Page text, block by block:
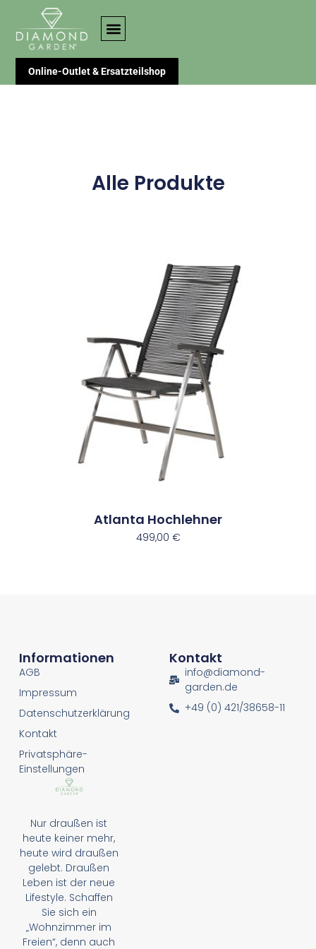
Online-Outlet & Ersatzteilshop
Alle Produkte
Atlanta Hochlehner
499,00 €
Nur draußen ist
heute keiner mehr,
heute wird draußen
gelebt. Draußen
Leben ist der neue
Lifestyle. Schaffen
Sie sich ein
„Wohnzimmer im
Freien“, denn auch
Informationen
AGB
Impressum
Datenschutzerklärung
Kontakt
Privatsphäre-
Einstellungen
Kontakt
info@diamond-
garden.de
+49 (0) 421/38658-11